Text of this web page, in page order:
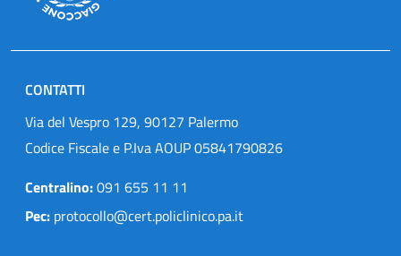
CONTATTI
Via del Vespro 129, 90127 Palermo
Codice Fiscale e P.Iva AOUP 05841790826
Centralino:091 655 11 11
Pec: protocollo@cert.policlinico.pa.it